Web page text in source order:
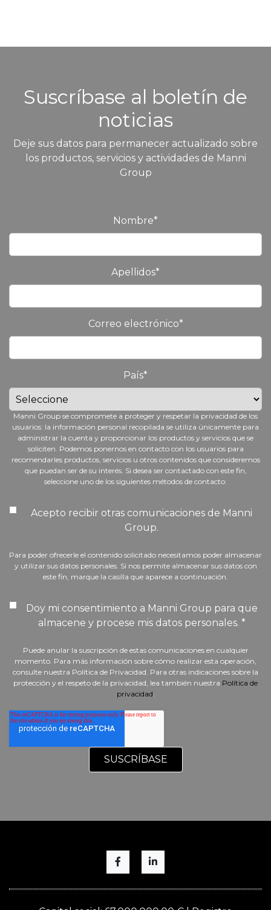
Suscríbase al boletín de
noticias
Deje sus datos para permanecer actualizado sobre
los productos, servicios y actividades de Manni
Group
Nombre*
Apellidos*
Correo electrónico*
País*
Manni Group se compromete a proteger y respetar la privacidad de los
usuarios: la información personal recopilada se utiliza únicamente para
administrar la cuenta y proporcionar los productos y servicios que se
soliciten. Podemos ponernos en contacto con los usuarios para
recomendarles productos, servicios u otros contenidos que consideremos
que puedan ser de su interés. Si desea ser contactado con este fin,
seleccione uno de los siguientes métodos de contacto:
Acepto recibir otras comunicaciones de Manni
Group.
Para poder ofrecerle el contenido solicitado necesitamos poder almacenar
y utilizar sus datos personales. Si nos permite almacenar sus datos con
este fin, marque la casilla que aparece a continuación.
Doy mi consentimiento a Manni Group para que
almacene y procese mis datos personales. *
Puede anular la suscripción de estas comunicaciones en cualquier
momento. Para más información sobre cómo realizar esta operación,
consulte nuestra Política de Privacidad. Para otras indicaciones sobre la
protección y el respeto de la privacidad, lea también nuestra Política de
privacidad.